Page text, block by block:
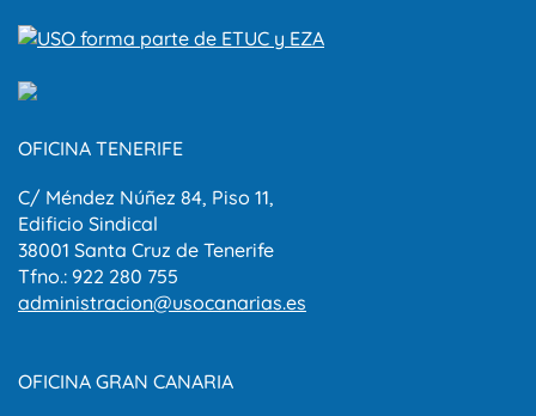
OFICINA TENERIFE
C/ Méndez Núñez 84, Piso 11,
Edificio Sindical
38001 Santa Cruz de Tenerife
Tfno.: 922 280 755
administracion@usocanarias.es
OFICINA GRAN CANARIA